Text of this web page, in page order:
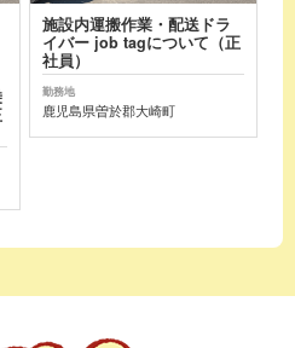
施設内運搬作業・配送ドラ
イバー job tagについて（正
社員）
勤務地
鹿児島県曽於郡大崎町